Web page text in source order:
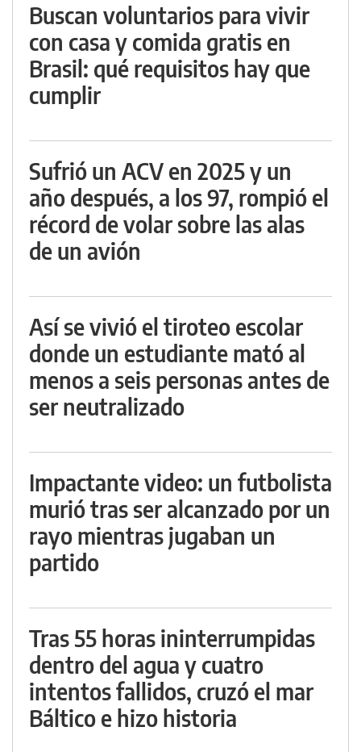
Buscan voluntarios para vivir
con casa y comida gratis en
Brasil: qué requisitos hay que
cumplir
Sufrió un ACV en 2025 y un
año después, a los 97, rompió el
récord de volar sobre las alas
de un avión
Así se vivió el tiroteo escolar
donde un estudiante mató al
menos a seis personas antes de
ser neutralizado
Impactante video: un futbolista
murió tras ser alcanzado por un
rayo mientras jugaban un
partido
Tras 55 horas ininterrumpidas
dentro del agua y cuatro
intentos fallidos, cruzó el mar
Báltico e hizo historia